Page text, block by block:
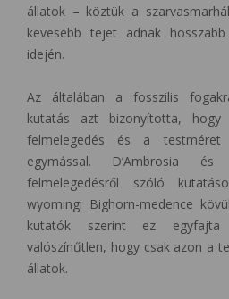
állatok – köztük a
kevesebb tejet adnak
idején.
Az általában a fosszilis
kutatás azt bizonyította, hogy
felmelegedés és a testméret
egymással. D’Ambrosia
felmelegedésről szóló
wyomingi Bighorn-medence
kutatók szerint ez
valószínűtlen, hogy csak azon a
állatok.